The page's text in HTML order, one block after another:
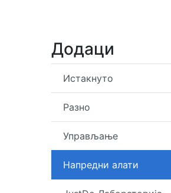
Додаци
Истакнуто
Разно
Управљање
Напредни алати